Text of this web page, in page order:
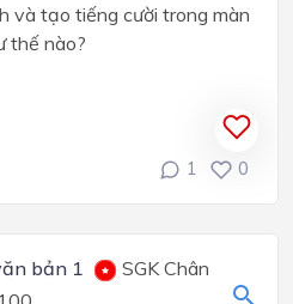
và tạo tiếng cười trong màn
thế nào?
1 0
bản 1
SGK Chân